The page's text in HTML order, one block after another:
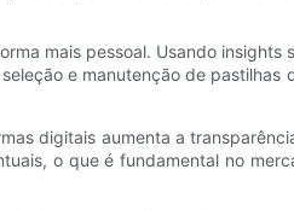
mais pessoal. Usando insights
e manutenção de pastilhas
digitais aumenta a
o que é fundamental no